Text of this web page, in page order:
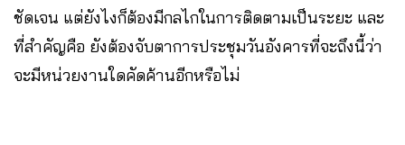
ชัดเจน แต่ยังไงก็ต้องมีกลไกในการติดตามเป็นระยะ และ
ที่สำคัญคือ ยังต้องจับตาการประชุมวันอังคารที่จะถึงนี้ว่า
จะมีหน่วยงานใดคัดค้านอีกหรือไม่